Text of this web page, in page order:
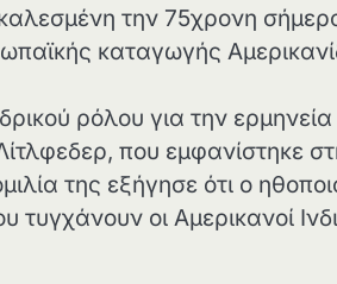
την 75χρονη
καταγωγής
ρόλου για την ερμηνεία
που εμφανίστηκε
της εξήγησε ότι ο
οι Αμερικανοί